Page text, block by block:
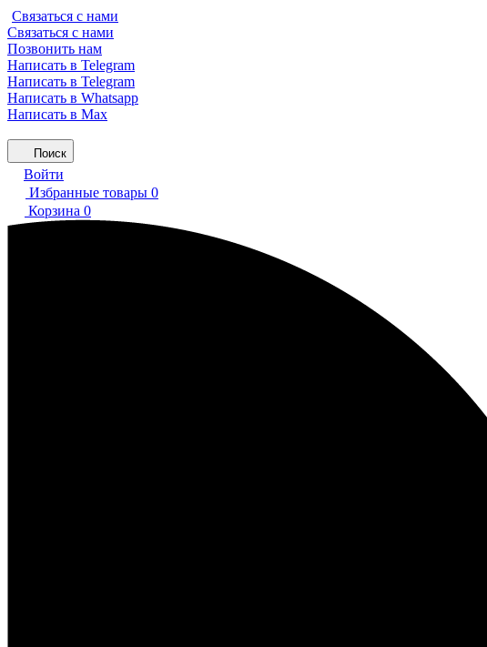
Связаться с нами
Связаться с нами
Позвонить нам
Написать в Telegram
Написать в Telegram
Написать в Whatsapp
Написать в Max
Поиск
Войти
Избранные товары 0
Корзина 0